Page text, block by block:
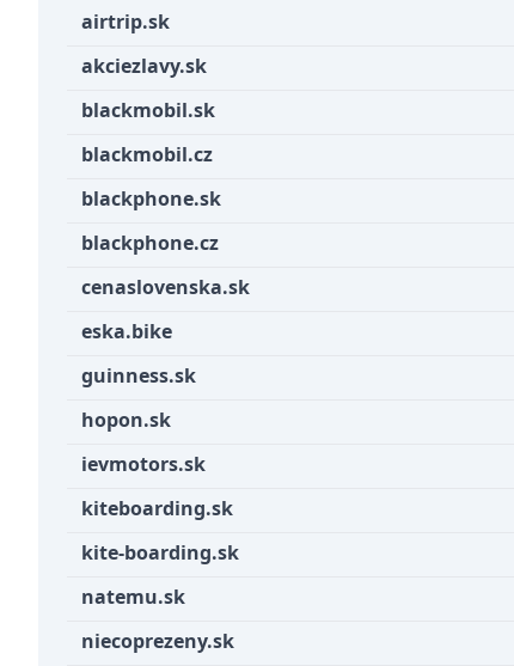
airtrip.sk
akciezlavy.sk
blackmobil.sk
blackmobil.cz
blackphone.sk
blackphone.cz
cenaslovenska.sk
eska.bike
guinness.sk
hopon.sk
ievmotors.sk
kiteboarding.sk
kite-boarding.sk
natemu.sk
niecoprezeny.sk